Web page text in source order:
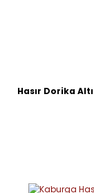
Hasır Dorika